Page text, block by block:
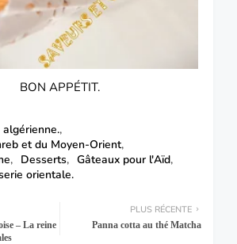
BON APPÉTIT.
algérienne.
et du Moyen-Orient
Desserts
Gâteaux pour l'Aïd
orientale.
PLUS RÉCENTE
Panna cotta au thé Matcha
– La reine